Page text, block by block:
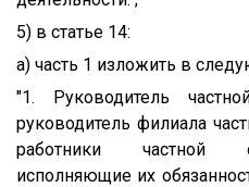
5) в статье 14:
а) часть 1 изложить в
"1. Руководитель
руководитель филиала
работники частной
исполняющие их